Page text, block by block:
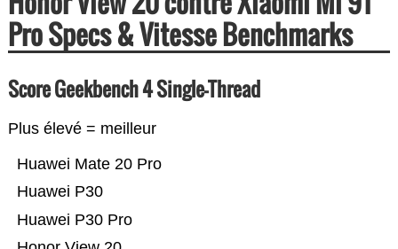
Pro Specs & Vitesse Benchmarks
Score Geekbench 4 Single-Thread
Plus élevé = meilleur
Huawei P30 Pro
Huawei P30
Huawei Mate 20 Pro